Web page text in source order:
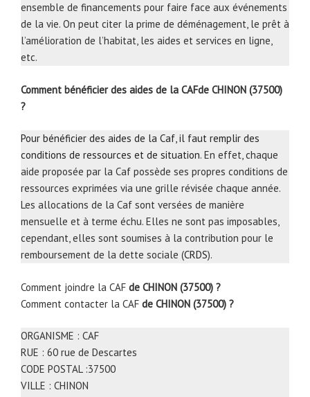
ensemble de financements pour faire face aux événements
de la vie. On peut citer la prime de déménagement, le prêt à
l’amélioration de l’habitat, les aides et services en ligne,
etc.
Comment bénéficier des aides de la CAFde CHINON (37500)
?
Pour bénéficier des aides de la Caf, il faut remplir des
conditions de ressources et de situation. En effet, chaque
aide proposée par la Caf possède ses propres conditions de
ressources exprimées via une grille révisée chaque année.
Les allocations de la Caf sont versées de manière
mensuelle et à terme échu. Elles ne sont pas imposables,
cependant, elles sont soumises à la contribution pour le
remboursement de la dette sociale (CRDS).
Comment joindre la CAF de CHINON (37500) ?
Comment contacter la CAF de CHINON (37500) ?
ORGANISME : CAF
RUE : 60 rue de Descartes
CODE POSTAL :37500
VILLE : CHINON